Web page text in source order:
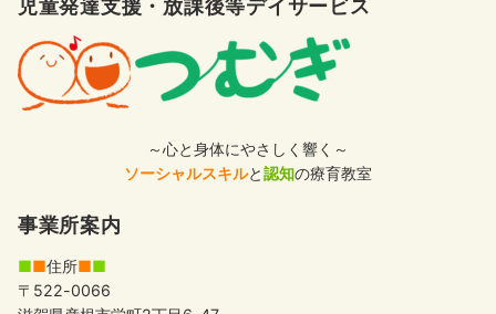
児童発達支援・放課後等デイサービス
～心と身体にやさしく響く～
ソーシャルスキルと認知の療育教室
事業所案内
■■住所■■
〒522-0066